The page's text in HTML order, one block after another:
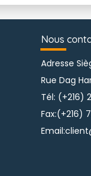
Nous
Adresse
Rue Dag
Tél: (+216)
Fax:(+216)
Email: